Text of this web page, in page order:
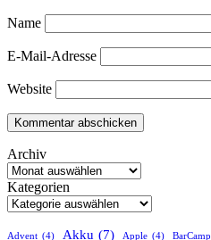
Name
E-Mail-Adresse
Website
Archiv
Kategorien
Advent (4) Akku (7) Apple (4) BarCamp